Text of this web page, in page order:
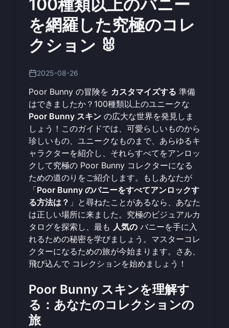
100種類以上のバニー
を網羅した究極のコレ
クション 🐰
2025-08-26
Poor Bunny の冒険を カスタマイズする 準備
はできましたか？100種類以上のユニークな
Poor Bunny スキン の広大な世界を発見しま
しょう！このガイドでは、可愛らしいものから
珍しいもの、ユニークなものまで、あらゆるキ
ャラクターを紹介し、それらすべてをアンロッ
クして究極の Poor Bunny コレクターになる
ための道のりをご紹介します。もしあなたが
「Poor Bunny のバニーをすべてアンロックす
る方法は？ 」と尋ねたことがあるなら、あなた
は正しい場所に来ました。究極のビジュアルカ
タログを探索し、最も 人気の バニーを手に入
れるための秘密を学びましょう。マスターコレ
クターになるための旅が今始まります。さあ、
飛び込んで コレクションを始めましょう ！
Poor Bunny スキンを理解す
る：あなたのコレクションの
旅